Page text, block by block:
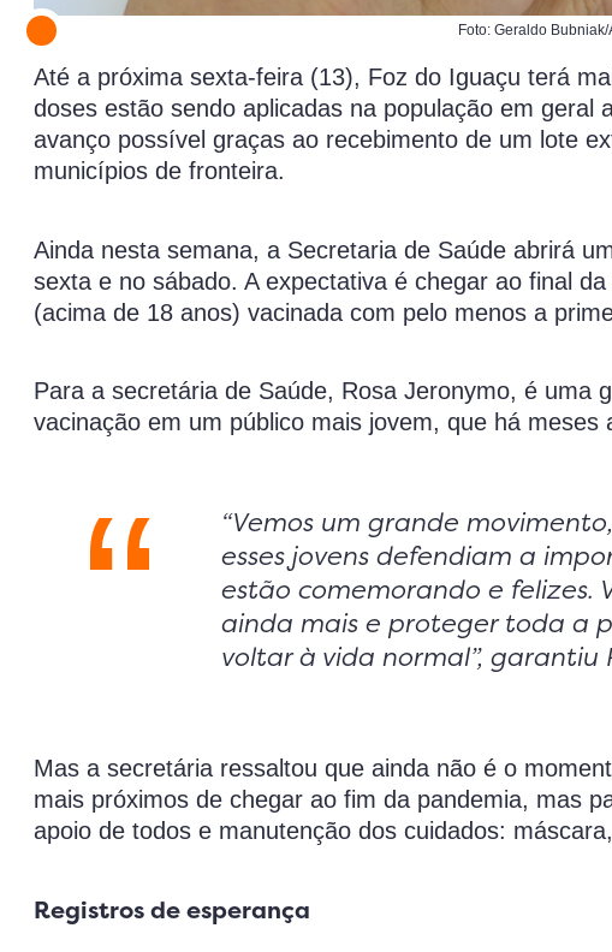
Foto: Geraldo Bubniak/
Até a próxima sexta-feira (13), Foz do Iguaçu terá
doses estão sendo aplicadas na população em geral
avanço possível graças ao recebimento de um lote
municípios de fronteira.
Ainda nesta semana, a Secretaria de Saúde abrirá
sexta e no sábado. A expectativa é chegar ao final
(acima de 18 anos) vacinada com pelo menos a
Para a secretária de Saúde, Rosa Jeronymo, é uma
vacinação em um público mais jovem, que há meses
“Vemos um grande
esses jovens defendiam a
estão comemorando e felizes.
ainda mais e proteger toda a
voltar à vida normal”, garantiu
Mas a secretária ressaltou que ainda não é o
mais próximos de chegar ao fim da pandemia, mas
apoio de todos e manutenção dos cuidados:
Registros de esperança